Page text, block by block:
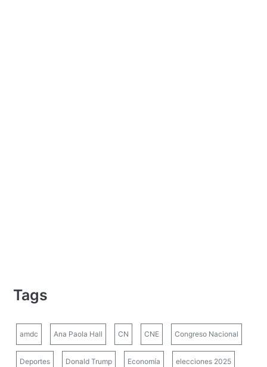
Tags
amdc Ana Paola Hall CN CNE Congreso Nacional
Deportes Donald Trump Economía elecciones 2025